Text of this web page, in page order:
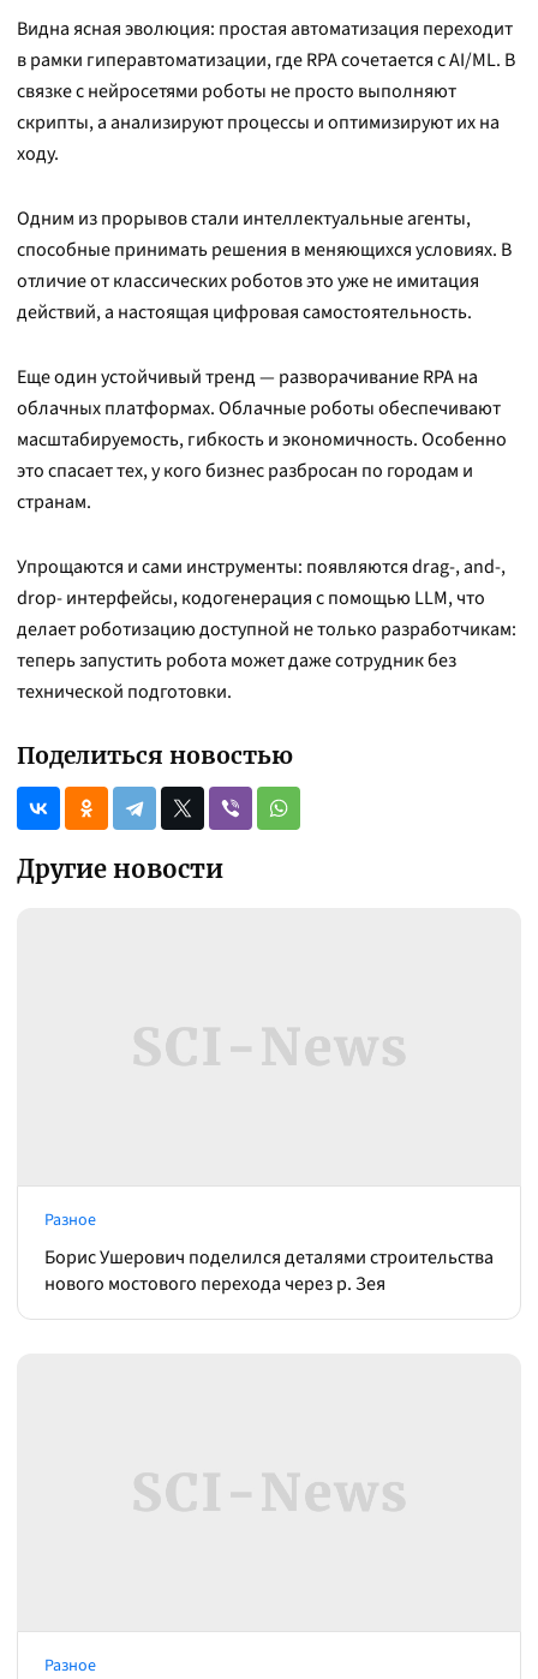
Видна ясная эволюция: простая автоматизация переходит
в рамки гиперавтоматизации, где RPA сочетается с AI/ML. В
связке с нейросетями роботы не просто выполняют
скрипты, а анализируют процессы и оптимизируют их на
ходу.
Одним из прорывов стали интеллектуальные агенты,
способные принимать решения в меняющихся условиях. В
отличие от классических роботов это уже не имитация
действий, а настоящая цифровая самостоятельность.
Еще один устойчивый тренд — разворачивание RPA на
облачных платформах. Облачные роботы обеспечивают
масштабируемость, гибкость и экономичность. Особенно
это спасает тех, у кого бизнес разбросан по городам и
странам.
Упрощаются и сами инструменты: появляются drag-, and-,
drop- интерфейсы, кодогенерация с помощью LLM, что
делает роботизацию доступной не только разработчикам:
теперь запустить робота может даже сотрудник без
технической подготовки.
Поделиться новостью
Другие новости
Разное
Борис Ушерович поделился деталями строительства
нового мостового перехода через р. Зея
Разное